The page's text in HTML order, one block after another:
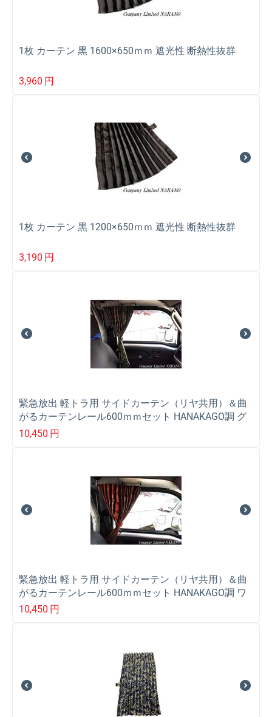
1枚 カーテン 黒 1600×650ｍｍ 遮光性 断熱性抜群
3,960 円
1枚 カーテン 黒 1200×650ｍｍ 遮光性 断熱性抜群
3,190 円
緊急放出 軽トラ用 サイドカーテン（リヤ共用）＆曲
がるカーテンレール600ｍｍセット HANAKAGO調 グ
リーン
10,450 円
緊急放出 軽トラ用 サイドカーテン（リヤ共用）＆曲
がるカーテンレール600ｍｍセット HANAKAGO調 ワ
イン
10,450 円